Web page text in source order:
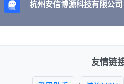
杭州安信博源科技有限公司
友情链